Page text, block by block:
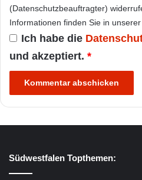
(Datenschutzbeauftragter)
Informationen finden Sie in unserer
Ich habe die
und akzeptiert. *
Südwestfalen Topthemen: